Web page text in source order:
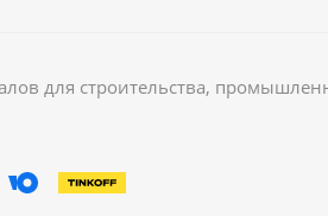
для строительства,